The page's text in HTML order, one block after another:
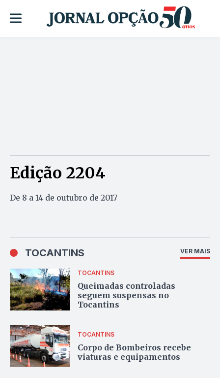
Edição 2204
De 8 a 14 de outubro de 2017
TOCANTINS VER MAIS
TOCANTINS
Queimadas controladas
seguem suspensas no
Tocantins
TOCANTINS
Corpo de Bombeiros recebe
viaturas e equipamentos